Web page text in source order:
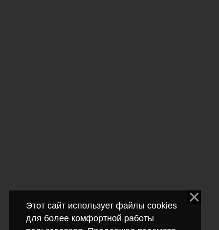
Этот сайт использует файлы cookies
для более комфортной работы